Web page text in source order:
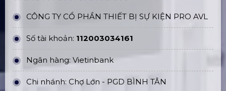
CÔNG TY CỔ PHẦN THIẾT BỊ SỰ KIỆN PRO AVL
Số tài khoản: 112003034161
Ngân hàng: Vietinbank
Chi nhánh: Chợ Lớn - PGD BÌNH TÂN